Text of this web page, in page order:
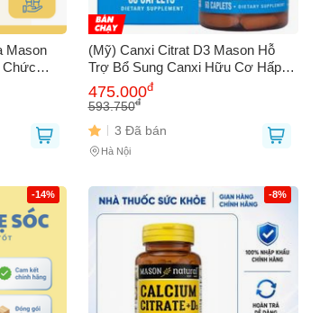
Mason
Chức
Máu
Hãng
(Mỹ) Canxi Citrat D3 Mason Hỗ
Trợ Bổ Sung Canxi Hữu Cơ Hấp
Thu Tốt Phòng Ngừa Loãng Xương
475.000đ
593.750đ
3 Đã bán
Hà Nội
-14% -8%
báo lỗi cho chúng tôi. Hoặc gọi cho chúng tôi qua số
(*)